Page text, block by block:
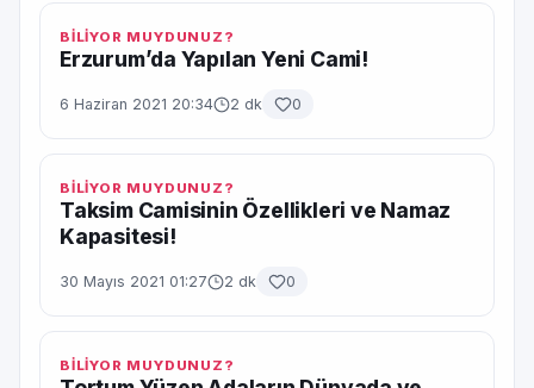
BİLİYOR MUYDUNUZ?
Erzurum’da Yapılan Yeni Cami!
6 Haziran 2021 20:34 2 dk 0
BİLİYOR MUYDUNUZ?
Taksim Camisinin Özellikleri ve Namaz
Kapasitesi!
30 Mayıs 2021 01:27 2 dk 0
BİLİYOR MUYDUNUZ?